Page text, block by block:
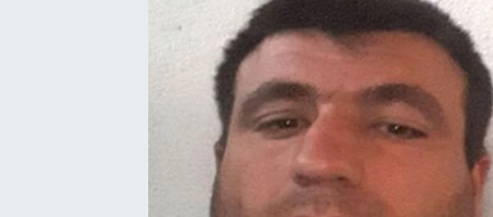
BİLİM VE TEKNOLOJİ